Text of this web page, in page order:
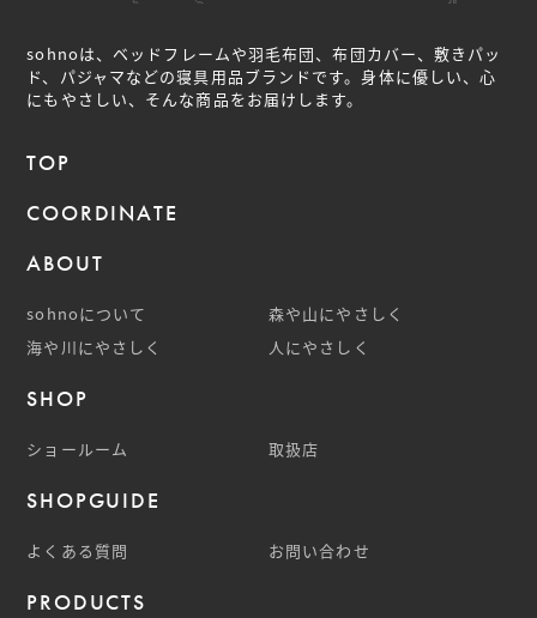
sohnoは、ベッドフレームや羽毛布団、布団カバー、敷きパッ
ド、パジャマなどの寝具用品ブランドです。身体に優しい、心
にもやさしい、そんな商品をお届けします。
TOP
COORDINATE
ABOUT
sohnoについて
森や山にやさしく
海や川にやさしく
人にやさしく
SHOP
ショールーム 取扱店
SHOPGUIDE
よくある質問 お問い合わせ
PRODUCTS